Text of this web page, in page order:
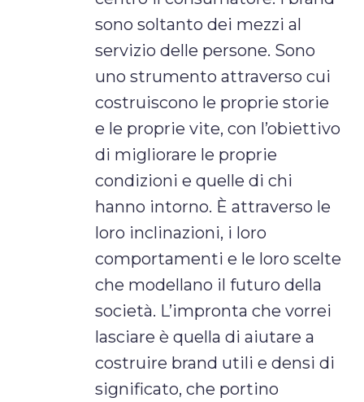
sono soltanto dei mezzi al
servizio delle persone. Sono
uno strumento attraverso cui
costruiscono le proprie storie
e le proprie vite, con l’obiettivo
di migliorare le proprie
condizioni e quelle di chi
hanno intorno. È attraverso le
loro inclinazioni, i loro
comportamenti e le loro scelte
che modellano il futuro della
società. L’impronta che vorrei
lasciare è quella di aiutare a
costruire brand utili e densi di
significato, che portino